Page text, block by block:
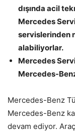
dışında acil
Mercedes
servislerinden
alabiliyorlar.
Mercedes
Mercedes-
Mercedes-Benz
Mercedes-Benz
devam ediyor.